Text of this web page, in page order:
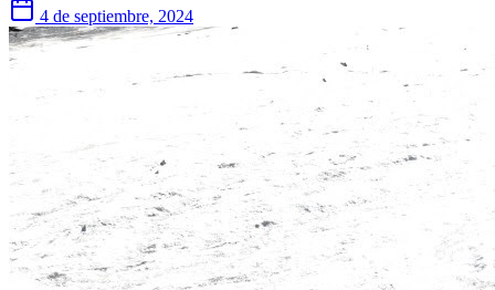
4 de septiembre, 2024